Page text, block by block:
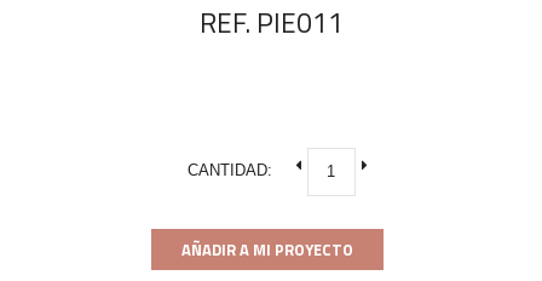
REF. PIE011
CANTIDAD:
AÑADIR A MI PROYECTO